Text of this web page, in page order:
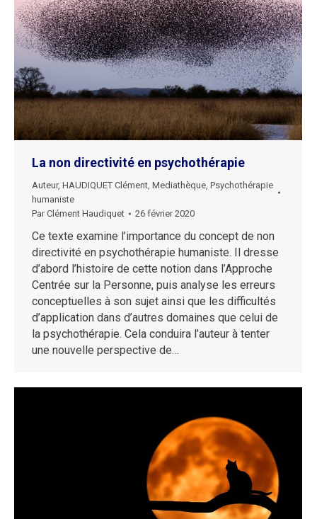
La non directivité en psychothérapie
Auteur, HAUDIQUET Clément, Mediathèque, Psychothérapie
humaniste
ParClément Haudiquet 26 février 2020
Ce texte examine l’importance du concept de non
directivité en psychothérapie humaniste. Il dresse
d’abord l’histoire de cette notion dans l’Approche
Centrée sur la Personne, puis analyse les erreurs
conceptuelles à son sujet ainsi que les difficultés
d’application dans d’autres domaines que celui de
la psychothérapie. Cela conduira l’auteur à tenter
une nouvelle perspective de…